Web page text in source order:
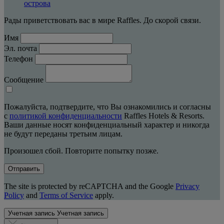
острова
Рады приветствовать вас в мире Raffles. До скорой связи.
Имя
Эл. почта
Телефон
Сообщение
Пожалуйста, подтвердите, что Вы ознакомились и согласны
с политикой конфиденциальности Raffles Hotels & Resorts.
Ваши данные носят конфиденциальный характер и никогда
не будут переданы третьим лицам.
Произошел сбой. Повторите попытку позже.
Отправить
The site is protected by reCAPTCHA and the Google Privacy
Policy and Terms of Service apply.
Учетная запись Учетная запись